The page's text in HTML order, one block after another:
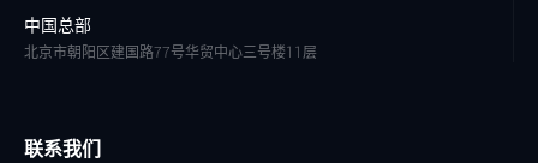
中国总部
北京市朝阳区建国路77号华贸中心三号楼11层
联系我们